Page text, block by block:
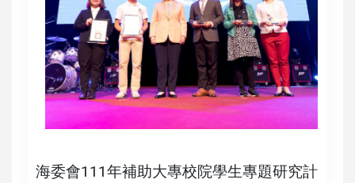
海委會111年補助大專校院學生專題研究計